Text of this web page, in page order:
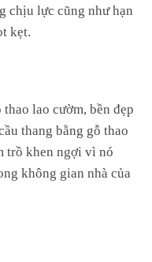
chịu lực cũng như hạn
kẹt.
lao cườm, bền đẹp
thang bằng gỗ thao
trồ khen ngợi vì nó
không gian nhà của